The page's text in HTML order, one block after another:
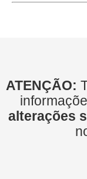
ATENÇÃO:
alterações